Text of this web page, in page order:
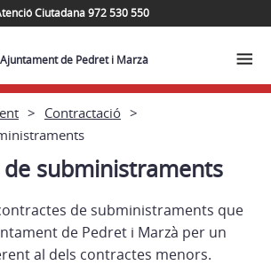
Ciutadana 972 530 550
de Pedret i Marzà
Contractació
subministraments
de subministraments que
de Pedret i Marzà per un
al dels contractes menors.